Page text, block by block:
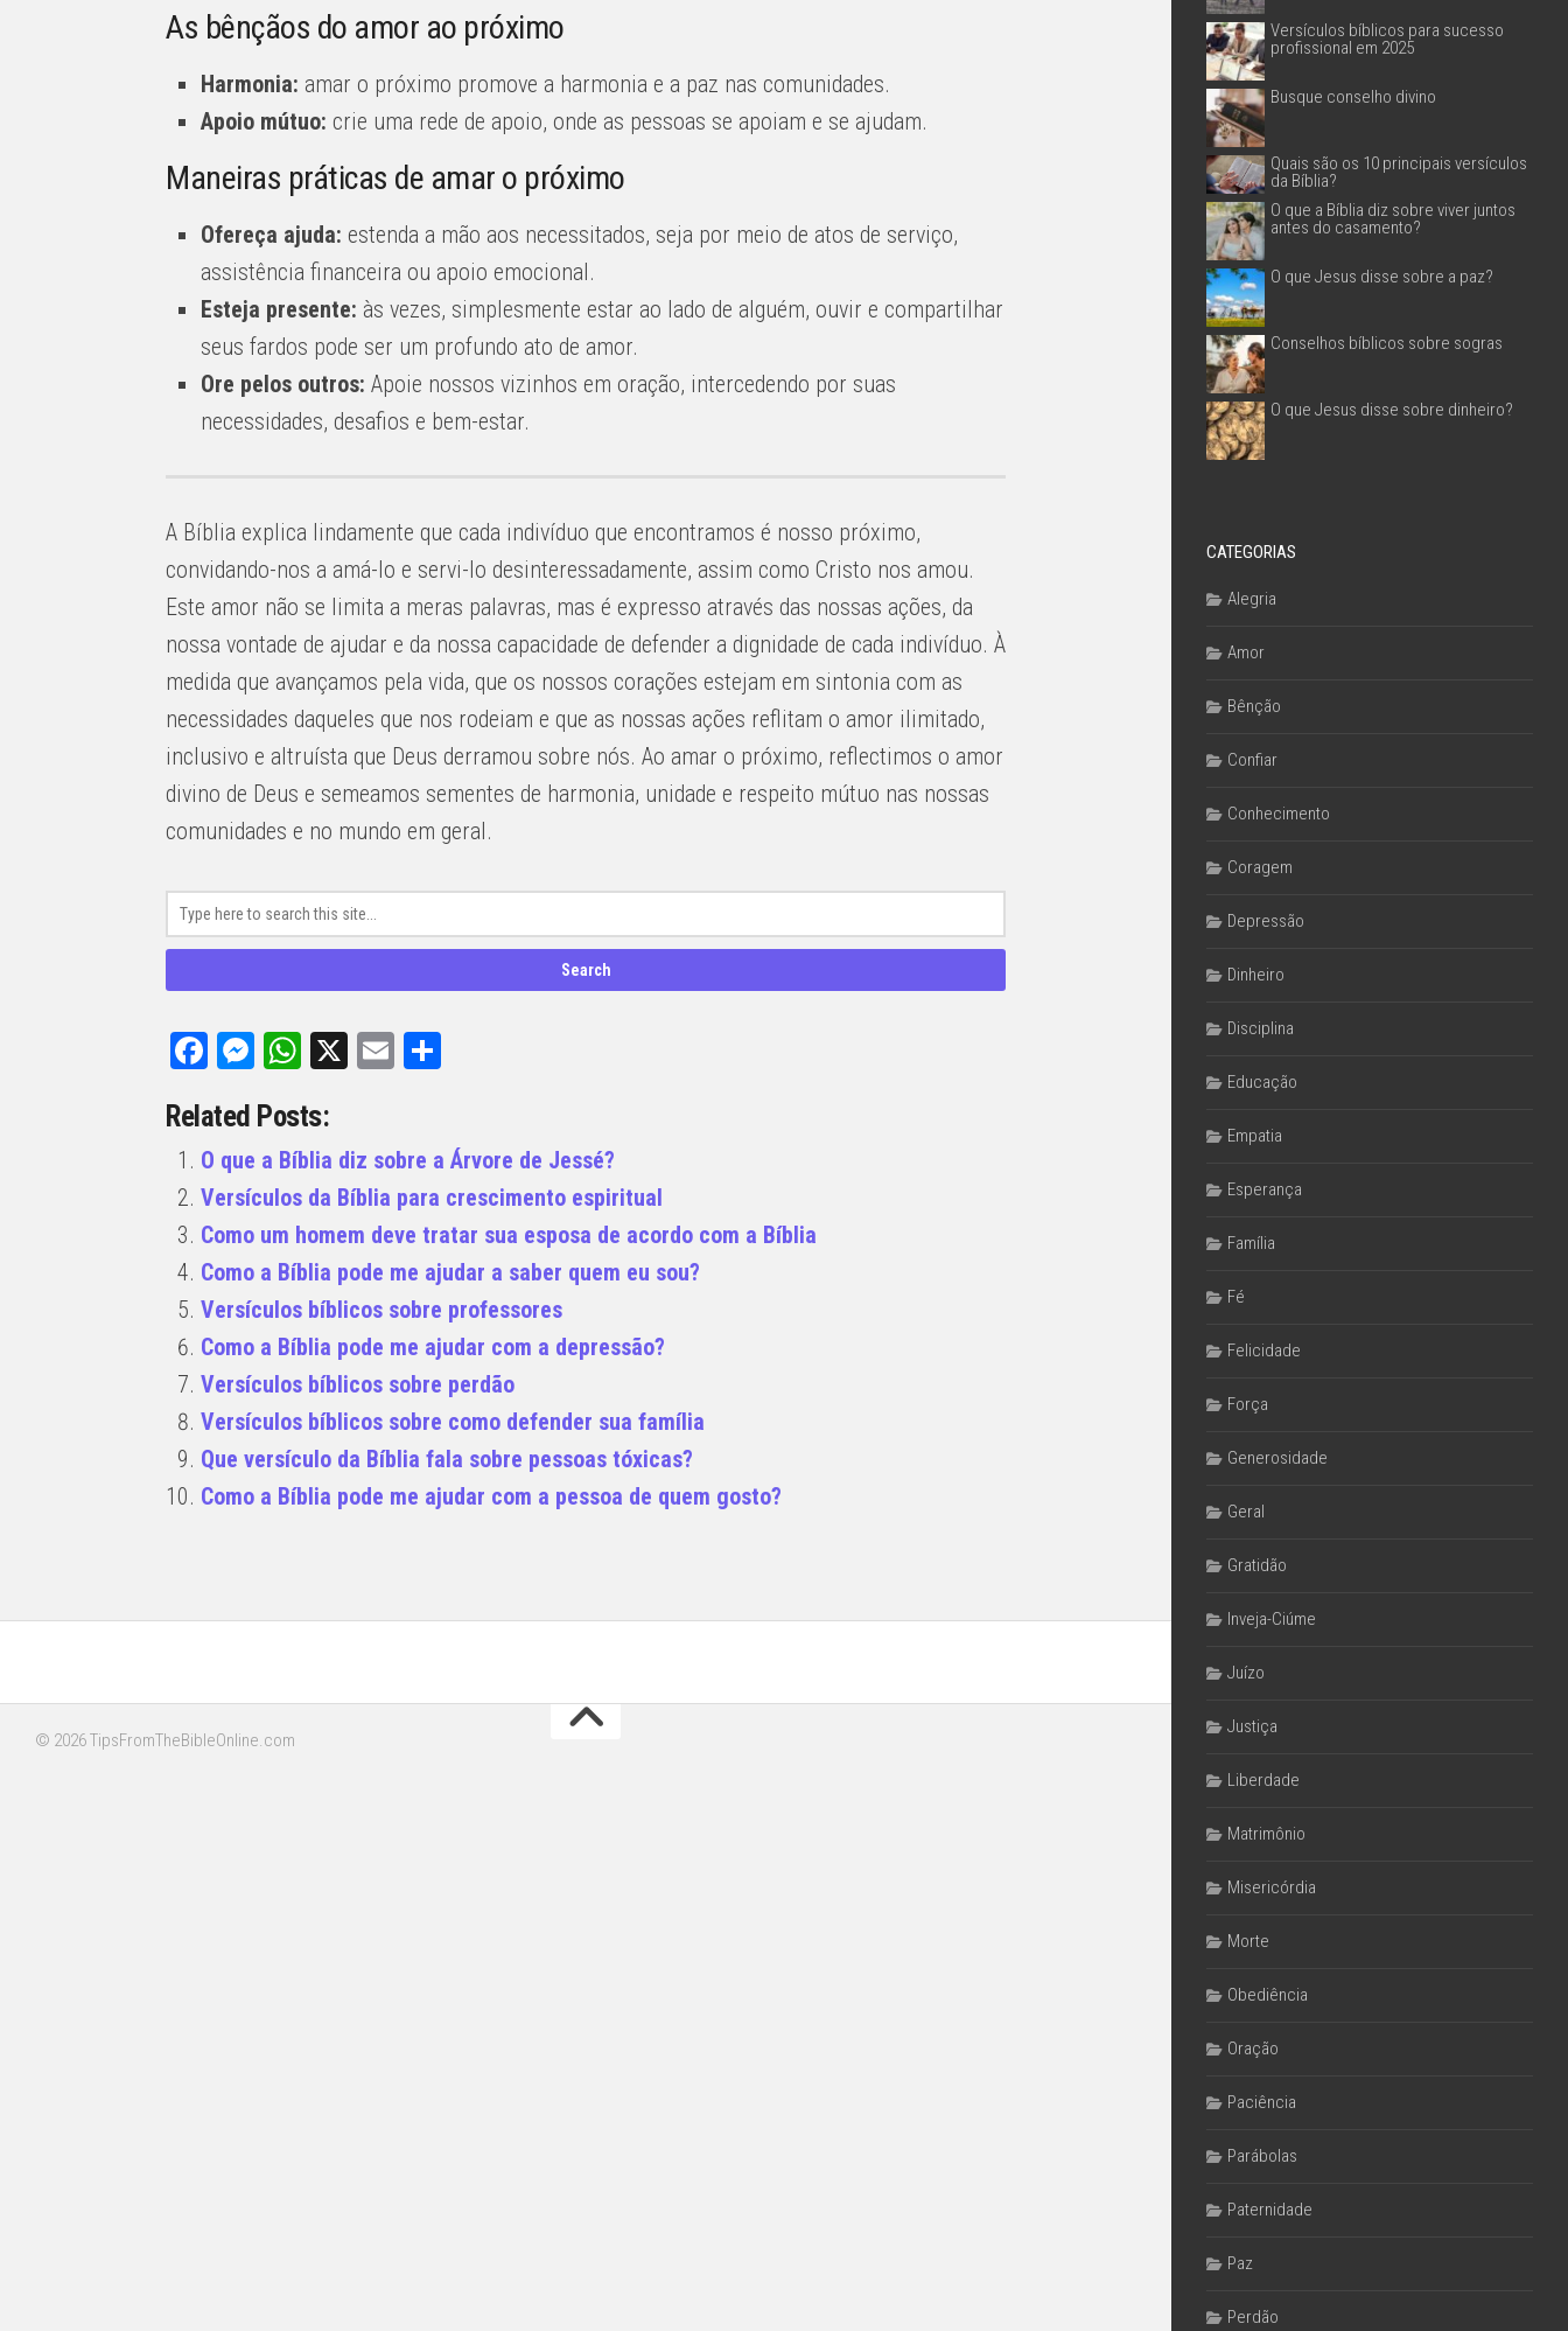
As bênçãos do amor ao próximo
Harmonia: amar o próximo promove a harmonia e a paz nas comunidades.
Apoio mútuo: crie uma rede de apoio, onde as pessoas se apoiam e se ajudam.
Maneiras práticas de amar o próximo
Ofereça ajuda: estenda a mão aos necessitados, seja por meio de atos de serviço,
assistência financeira ou apoio emocional.
Esteja presente: às vezes, simplesmente estar ao lado de alguém, ouvir e compartilhar
seus fardos pode ser um profundo ato de amor.
Ore pelos outros: Apoie nossos vizinhos em oração, intercedendo por suas
necessidades, desafios e bem-estar.
A Bíblia explica lindamente que cada indivíduo que encontramos é nosso próximo,
convidando-nos a amá-lo e servi-lo desinteressadamente, assim como Cristo nos amou.
Este amor não se limita a meras palavras, mas é expresso através das nossas ações, da
nossa vontade de ajudar e da nossa capacidade de defender a dignidade de cada indivíduo. À
medida que avançamos pela vida, que os nossos corações estejam em sintonia com as
necessidades daqueles que nos rodeiam e que as nossas ações reflitam o amor ilimitado,
inclusivo e altruísta que Deus derramou sobre nós. Ao amar o próximo, reflectimos o amor
divino de Deus e semeamos sementes de harmonia, unidade e respeito mútuo nas nossas
comunidades e no mundo em geral.
Facebook
Messenger
WhatsApp
X Email
Related Posts:
O que a Bíblia diz sobre a Árvore de Jessé?
Versículos da Bíblia para crescimento espiritual
Como um homem deve tratar sua esposa de acordo com a Bíblia
Como a Bíblia pode me ajudar a saber quem eu sou?
Versículos bíblicos sobre professores
Como a Bíblia pode me ajudar com a depressão?
Versículos bíblicos sobre perdão
Versículos bíblicos sobre como defender sua família
Que versículo da Bíblia fala sobre pessoas tóxicas?
Como a Bíblia pode me ajudar com a pessoa de quem gosto?
© 2026 TipsFromTheBibleOnline.com
Versículos bíblicos para sucesso
profissional em 2025
Busque conselho divino
Quais são os 10 principais versículos
da Bíblia?
O que a Bíblia diz sobre viver juntos
antes do casamento?
O que Jesus disse sobre a paz?
Conselhos bíblicos sobre sogras
O que Jesus disse sobre dinheiro?
CATEGORIAS
Alegria
Amor
Bênção
Confiar
Conhecimento
Coragem
Depressão
Dinheiro
Disciplina
Educação
Empatia
Esperança
Família
Fé
Felicidade
Força
Generosidade
Geral
Gratidão
Inveja-Ciúme
Juízo
Justiça
Liberdade
Matrimônio
Misericórdia
Morte
Obediência
Oração
Paciência
Parábolas
Paternidade
Paz
Perdão